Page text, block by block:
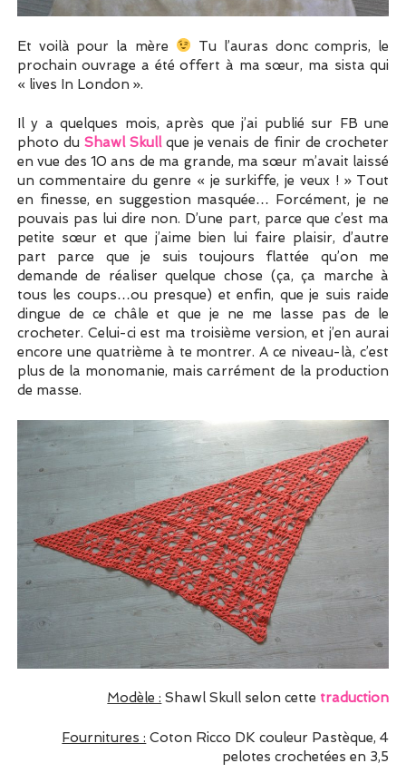
Et voilà pour la mère
Tu l’auras donc compris, le
prochain ouvrage a été offert à ma sœur, ma sista qui
« lives In London ».
Il y a quelques mois, après que j’ai publié sur FB une
photo du Shawl Skullque je venais de finir de crocheter
en vue des 10 ans de ma grande, ma sœur m’avait laissé
un commentaire du genre « je surkiffe, je veux ! » Tout
en finesse, en suggestion masquée… Forcément, je ne
pouvais pas lui dire non. D’une part, parce que c’est ma
petite sœur et que j’aime bien lui faire plaisir, d’autre
part parce que je suis toujours flattée qu’on me
demande de réaliser quelque chose (ça, ça marche à
tous les coups…ou presque) et enfin, que je suis raide
dingue de ce châle et que je ne me lasse pas de le
crocheter. Celui-ci est ma troisième version, et j’en aurai
encore une quatrième à te montrer. A ce niveau-là, c’est
plus de la monomanie, mais carrément de la production
de masse.
Modèle : Shawl Skull selon cette traduction
Fournitures : Coton Ricco DK couleur Pastèque, 4
pelotes crochetées en 3,5